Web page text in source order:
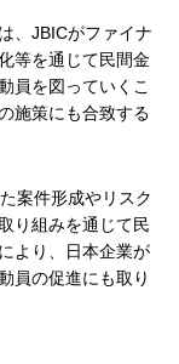
、JBICがファイナ
等を通じて民間金
員を図っていくこ
施策にも合致する
案件形成やリスク
り組みを通じて民
より、日本企業が
員の促進にも取り